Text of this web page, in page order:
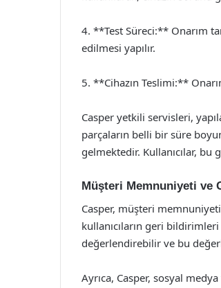
4. **Test Süreci:** Onarım
edilmesi yapılır.
5. **Cihazın Teslimi:**
Casper yetkili servisleri,
parçaların belli bir süre
gelmektedir. Kullanıcılar, bu
Müşteri Memnuniyeti ve
Casper, müşteri
kullanıcıların geri
değerlendirebilir ve bu
Ayrıca, Casper, sosyal